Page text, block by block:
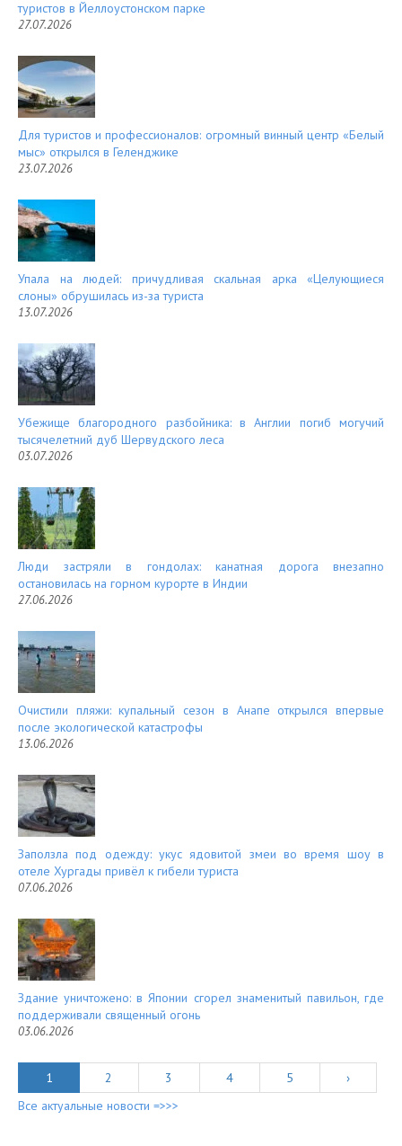
туристов в Йеллоустонском парке
27.07.2026
Для туристов и профессионалов: огромный винный центр «Белый
мыс» открылся в Геленджике
23.07.2026
Упала на людей: причудливая скальная арка «Целующиеся
слоны» обрушилась из-за туриста
13.07.2026
Убежище благородного разбойника: в Англии погиб могучий
тысячелетний дуб Шервудского леса
03.07.2026
Люди застряли в гондолах: канатная дорога внезапно
остановилась на горном курорте в Индии
27.06.2026
Очистили пляжи: купальный сезон в Анапе открылся впервые
после экологической катастрофы
13.06.2026
Заползла под одежду: укус ядовитой змеи во время шоу в
отеле Хургады привёл к гибели туриста
07.06.2026
Здание уничтожено: в Японии сгорел знаменитый павильон, где
поддерживали священный огонь
03.06.2026
1 2 3 4 5
›
Все актуальные новости =>>>